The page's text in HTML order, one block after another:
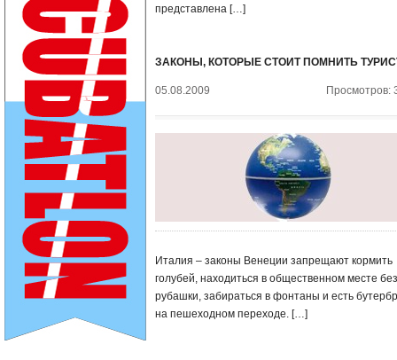
представлена […]
ЗАКОНЫ, КОТОРЫЕ СТОИТ ПОМНИТЬ
05.08.2009 Просмотров:
Италия – законы Венеции запрещают кормить
голубей, находиться в общественном месте без
рубашки, забираться в фонтаны и есть
на пешеходном переходе. […]